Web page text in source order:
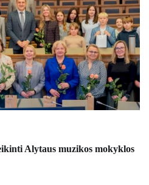
Alytaus muzikos mokyklos